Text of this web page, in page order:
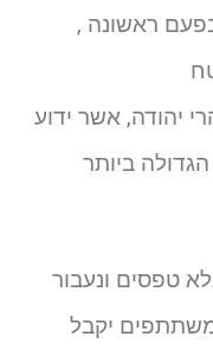
ראשונה ,
יהודה, אשר ידוע
ביותר
טפסים ונעבור
יקבל